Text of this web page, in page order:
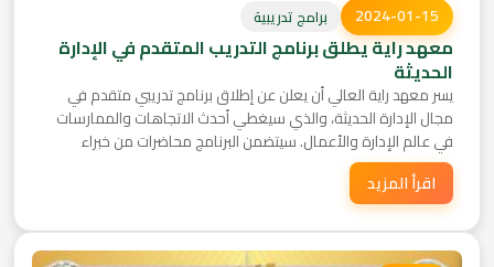
2024-01-15 برامج تدريبية
معهد راية يطلق برنامج التدريب المتقدم في الإدارة
الحديثة
يسر معهد راية العالي أن يعلن عن إطلاق برنامج تدريبي متقدم في
مجال الإدارة الحديثة، والذي سيغطي أحدث الاتجاهات والممارسات
في عالم الإدارة والأعمال. سيتضمن البرنامج محاضرات من خبراء
دوليين وجلسات عملية تطبيقية.
اقرأ المزيد